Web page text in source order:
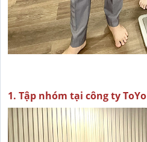
1. Tập nhóm tại công ty ToYo